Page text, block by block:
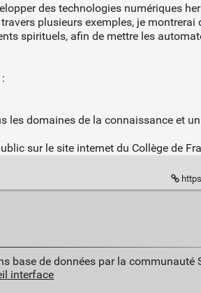
des technologies numériques
plusieurs exemples, je montrerai
spirituels, afin de mettre les
les domaines de la connaissance et
sur le site internet du Collège de
base de données par la communauté
interface